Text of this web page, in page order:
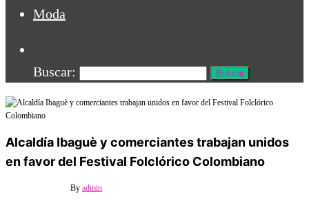
Moda
Buscar:
Alcaldía Ibaguè y comerciantes trabajan unidos
en favor del Festival Folclórico Colombiano
By admin